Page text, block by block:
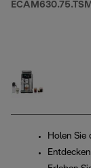
ECAM630.75.TSM
Holen Sie